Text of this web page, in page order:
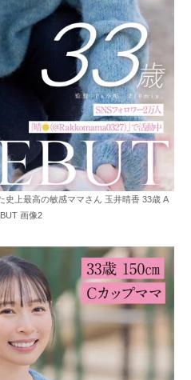
史上最高の敏感ママさん 玉井晴香 33歳 A
画像2